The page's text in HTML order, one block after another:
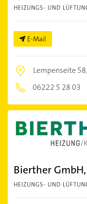
HEIZUNGS- UND
E-Mail
Lempenseite 58,
06222 5 28 03
Bierther
HEIZUNGS- UND